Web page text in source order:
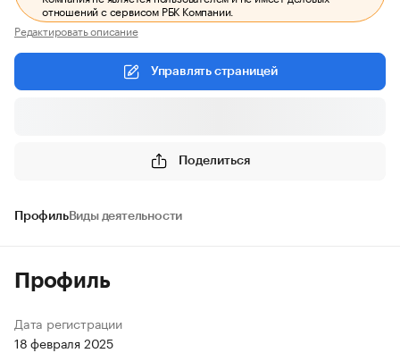
отношений с сервисом РБК Компании.
Редактировать описание
Управлять страницей
Поделиться
ПрофильВиды деятельности
Профиль
Дата регистрации
18 февраля 2025